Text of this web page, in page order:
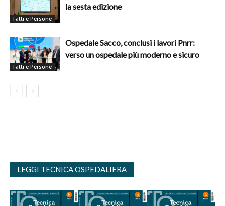
Fatti e Persone
la sesta edizione
Fatti e Persone
Ospedale Sacco, conclusi i lavori Pnrr:
verso un ospedale più moderno e sicuro
LEGGI TECNICA OSPEDALIERA